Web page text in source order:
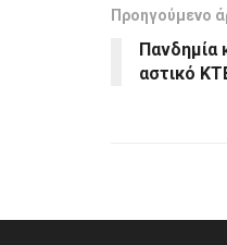
Προηγούμενο
Πανδημία
αστικό